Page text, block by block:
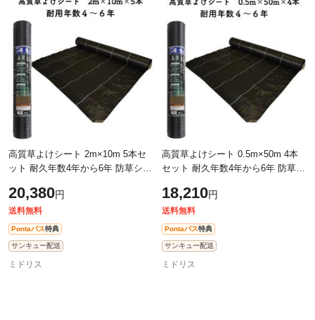
高質草よけシート 2m×10m 5本セ
ット 耐久年数4年から6年 防草シー
対策 農業資材 太陽光発電 庭 マル
チ
20,380円
送料無料
Pontaパス特典
サンキュー配送
ミドリス
高質草よけシート 0.5m×50m 4本
セット 耐久年数4年から6年 防草シ
草対策 農業資材 太陽光発電 庭
18,210円
送料無料
Pontaパス特典
サンキュー配送
ミドリス